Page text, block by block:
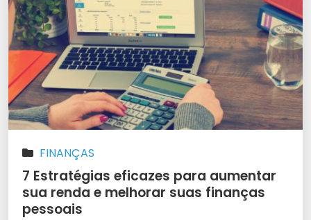
FINANÇAS
7 Estratégias eficazes para aumentar
sua renda e melhorar suas finanças
pessoais